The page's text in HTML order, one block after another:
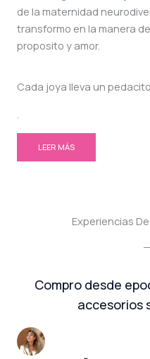
de la maternidad
transformo en la manera
proposito y amor.
Cada joya lleva un
.
LEER MÁS
Experiencias
Compro desde
accesorios